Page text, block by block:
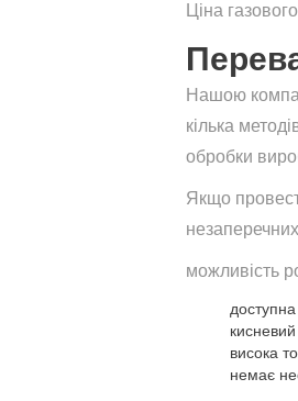
Ціна
Нашою
кілька
обробки
Якщо
можливість
доступна
висока
немає